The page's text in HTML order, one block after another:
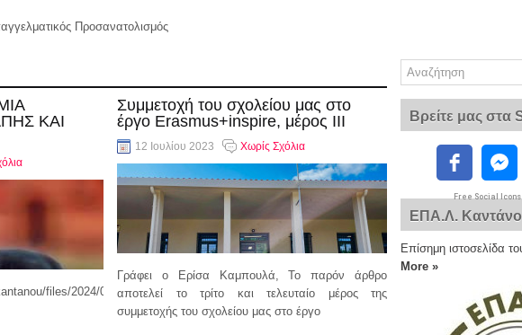
Προσανατολισμός
ΚΑΙ
files/2024/04/
Συμμετοχή του σχολείου μας στο
έργο Erasmus+inspire, μέρος ΙΙΙ
12 Ιουλίου 2023 Χωρίς Σχόλια
Γράφει o Ερίσα Καμπουλά, Το παρόν άρθρο
αποτελεί το τρίτο και τελευταίο μέρος της
συμμετοχής του σχολείου μας στο έργο
Βρείτε μας στα
Free Social
ΕΠΑ.Λ.
Επίσημη ιστοσελίδα
More »